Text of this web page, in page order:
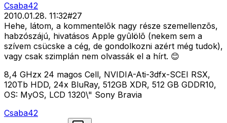
Csaba42
2010.01.28. 11:32#27
Hehe, látom, a kommentelõk nagy része szemellenzõs,
habzószájú, hivatásos Apple gyûlölõ (nekem sem a
szívem csücske a cég, de gondolkozni azért még tudok),
vagy csak szimplán nem olvassák el a hírt. 😊
8,4 GHzx 24 magos Cell, NVIDIA-Ati-3dfx-SCEI RSX,
120Tb HDD, 24x BluRay, 512GB XDR, 512 GB GDDR10,
OS: MyOS, LCD 1320\" Sony Bravia
Csaba42